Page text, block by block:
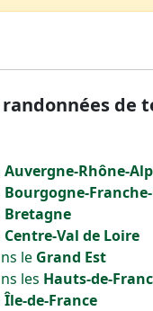
de
Auvergne-Rhône-
Bourgogne-
Bretagne
Centre-Val de Loire
le Grand Est
les Hauts-de-
Île-de-France